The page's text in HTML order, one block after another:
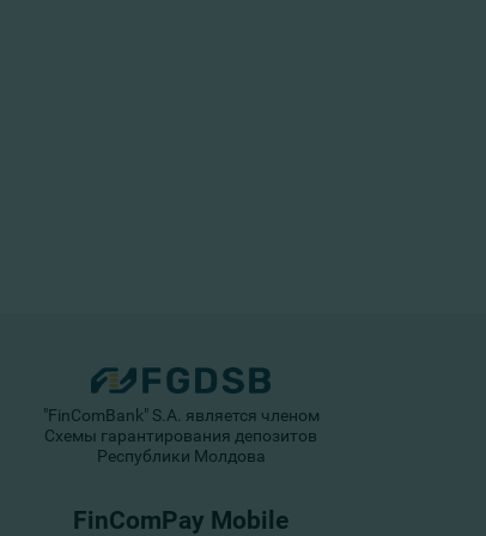
"FinComBank" S.A. является членом
Схемы гарантирования депозитов
Республики Молдова
FinComPay Mobile